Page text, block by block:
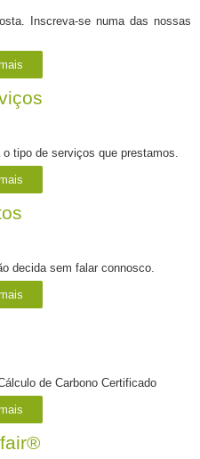
Inscreva-se numa das nossas
tipo de serviços que prestamos.
decida sem falar connosco.
de Carbono Certificado